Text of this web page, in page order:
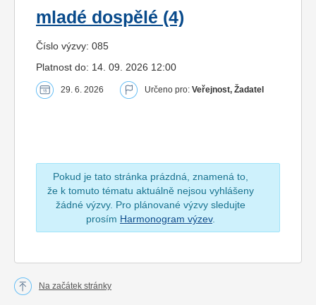
mladé dospělé (4)
Číslo výzvy: 085
Platnost do: 14. 09. 2026 12:00
29. 6. 2026 Určeno pro: Veřejnost, Žadatel
Pokud je tato stránka prázdná, znamená to,
že k tomuto tématu aktuálně nejsou vyhlášeny
žádné výzvy. Pro plánované výzvy sledujte
prosím Harmonogram výzev.
Na začátek stránky